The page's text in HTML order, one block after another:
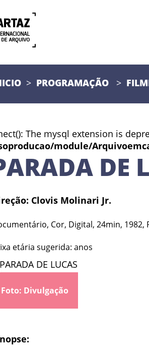
PROGRAMAÇÃO
The mysql extension is
module/
DE
Clovis Molinari Jr.
Cor, Digital, 24min, 1982,
etária sugerida: anos
Foto: Divulgação